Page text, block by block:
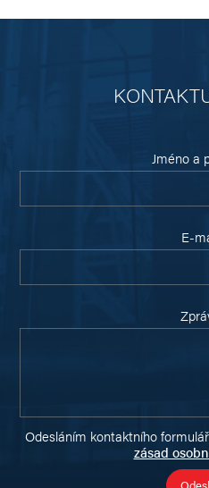
Jméno a
E-
Odesláním kontaktního
zásad